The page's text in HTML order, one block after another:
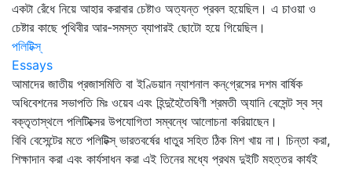
একটা রেঁধে নিয়ে আহার করাবার চেষ্টাও অত্যন্ত প্রবল হয়েছিল। এ চাওয়া ও
চেষ্টার কাছে পৃথিবীর আর-সমস্ত ব্যাপারই ছোটো হয়ে গিয়েছিল।
পলিটিক্স্‌
Essays
আমাদের জাতীয় প্রজাসমিতি বা ইণ্ডিয়ান ন্যাশনাল কন্‌গ্রেসের দশম বার্ষিক
অধিবেশনের সভাপতি মিঃ ওয়েব এবং হিন্দুহৈতৈষিণী শ্রমতী অ্যানি বেসেন্ট স্ব স্ব
বক্তৃতাস্থলে পলিটিক্সের উপযোগিতা সম্বন্ধে আলোচনা করিয়াছেন।
বিবি বেসেন্টের মতে পলিটিক্স্‌ ভারতবর্ষের ধাতুর সহিত ঠিক মিশ খায় না। চিন্তা করা,
শিক্ষাদান করা এবং কার্যসাধন করা এই তিনের মধ্যে প্রথম দুইটি মহত্তর কার্যই